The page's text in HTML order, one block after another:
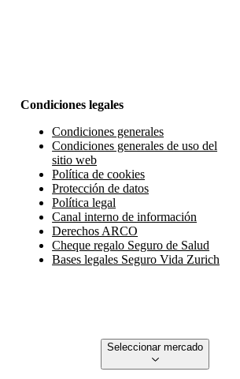
Condiciones legales
Condiciones generales
Condiciones generales de uso del
sitio web
Política de cookies
Protección de datos
Política legal
Canal interno de información
Derechos ARCO
Cheque regalo Seguro de Salud
Bases legales Seguro Vida Zurich
Seleccionar mercado